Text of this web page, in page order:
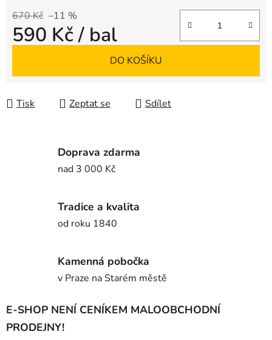
670 Kč –11 %
590 Kč/ bal
DO KOŠÍKU
Tisk Zeptat se Sdílet
Doprava zdarma
nad 3 000 Kč
Tradice a kvalita
od roku 1840
Kamenná pobočka
v Praze na Starém městě
E-SHOP NENÍ CENÍKEM MALOOBCHODNÍ
PRODEJNY!